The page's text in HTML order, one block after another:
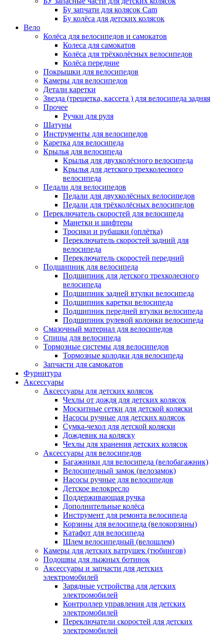
Бу запчати для колясок Cam
Бу колёса для детских колясок
Вело
Колёса для велосипедов и самокатов
Колеса для самокатов
Колёса для трёхколёсных велосипедов
Колёса передние
Покрышки для велосипедов
Камеры для велосипедов
Детали каретки
Звезда (трещетка, кассета ) для велосипеда задняя
Прочее
Ручки для руля
Шатуны
Инструменты для велосипедов
Каретка для велосипеда
Крылья для велосипеда
Крылья для двухколёсного велосипеда
Крылья для детского трехколесного
велосипеда
Педали для велосипедов
Педали для двухколёсных велосипедов
Педали для трёхколёсных велосипедов
Переключатель скоростей для велосипеда
Манетки и шифтеры
Тросики и рубашки (оплётка)
Переключатель скоростей задний для
велосипеда
Переключатель скоростей передний
Подшипник для велосипеда
Подшипник для детского трехколесного
велосипеда
Подшипник задней втулки велосипеда
Подшипник каретки велосипеда
Подшипник передней втулки велосипеда
Подшипник рулевой колонки велосипеда
Смазочный материал для велосипедов
Спицы для велосипеда
Тормозные системы для велосипедов
Тормозные колодки для велосипеда
Запчасти для самокатов
Фурнитура
Аксессуары
Аксессуары для детских колясок
Чехлы от дождя для детских колясок
Москитные сетки для детской коляски
Насосы ручные для детских колясок
Сумка-чехол для детской коляски
Дождевик на коляску
Чехлы для хранения детских колясок
Аксессуары для велосипедов
Багажники для велосипеда (велобагажник)
Велосипедный замок (велозамок)
Насосы ручные для велосипедов
Детское велокресло
Поддерживающая ручка
Дополнительные колёса
Инструмент для ремонта велосипеда
Корзины для велосипеда (велокорзины)
Катафот для велосипеда
Шлем велосипедный (велошлем)
Камеры для детских ватрушек (тюбингов)
Подошвы для лыжных ботинок
Аксессуары и запчасти для детских
электромобилей
Зарядные устройства для детских
электромобилей
Контроллер управления для детских
электромобилей
Переключатели скоростей для детских
электромобилей